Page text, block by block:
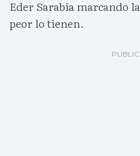
Eder Sarabia marcando
peor lo tienen.